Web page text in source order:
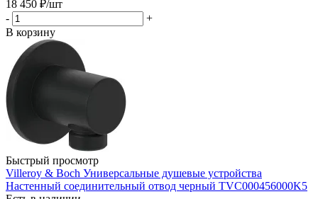
18 450 ₽/шт
-
+
В корзину
Быстрый просмотр
Villeroy & Boch Универсальные душевые устройства
Настенный соединительный отвод черный TVC000456000K5